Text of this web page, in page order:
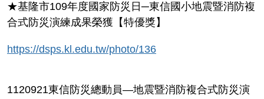
★基隆市109年度國家防災日─東信國小地震暨消防複
合式防災演練成果榮獲【特優獎】
https://dsps.kl.edu.tw/photo/136
1120921東信防災總動員—地震暨消防複合式防災演